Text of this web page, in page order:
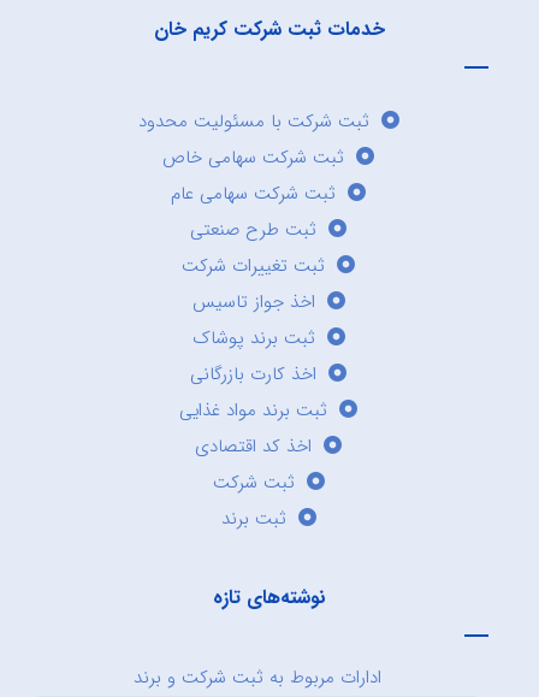
خدمات ثبت شرکت کریم خان
ثبت شرکت با مسئولیت محدود
ثبت شرکت سهامی خاص
ثبت شرکت سهامی عام
ثبت طرح صنعتی
ثبت تغییرات شرکت
اخذ جواز تاسیس
ثبت برند پوشاک
اخذ کارت بازرگانی
ثبت برند مواد غذایی
اخذ کد اقتصادی
ثبت شرکت
ثبت برند
نوشته‌های تازه
ادارات مربوط به ثبت شرکت و برند